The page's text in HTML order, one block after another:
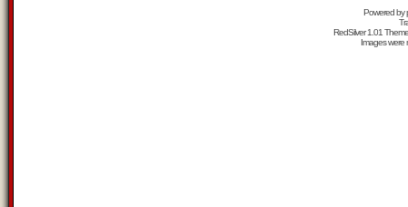
Powered by
RedSilver 1.01
Images were